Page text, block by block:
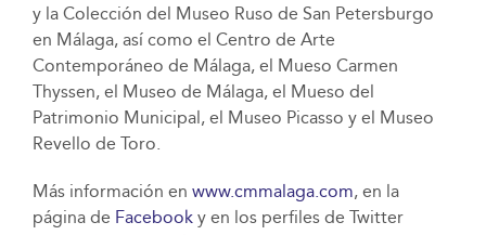
y la Colección del Museo Ruso de San Petersburgo
en Málaga, así como el Centro de Arte
Contemporáneo de Málaga, el Mueso Carmen
Thyssen, el Museo de Málaga, el Mueso del
Patrimonio Municipal, el Museo Picasso y el Museo
Revello de Toro.
Más información en www.cmmalaga.com, en la
página de Facebooky en los perfiles de Twitter